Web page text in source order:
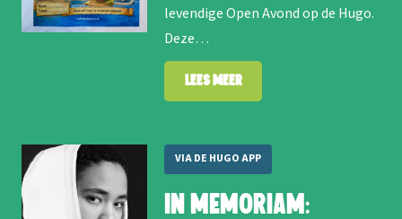
levendige Open Avond op de Hugo.
Deze…
Lees meer
VIA DE HUGO APP
In memoriam: